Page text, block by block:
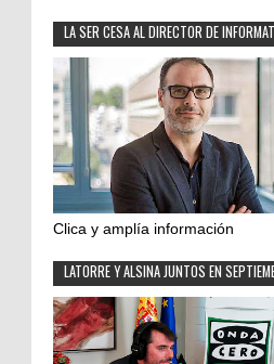
LA SER CESA AL DIRECTOR DE
Clica y amplía información
LATORRE Y ALSINA JUNTOS EN